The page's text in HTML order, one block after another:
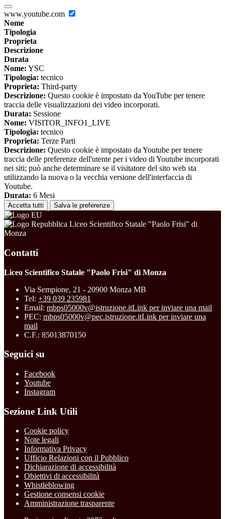
www.youtube.com
Nome
Tipologia
Proprieta
Descrizione
Durata
Nome: YSC
Tipologia: tecnico
Proprieta: Third-party
Descrizione: Questo cookie è impostato da YouTube per tenere
traccia delle visualizzazioni dei video incorporati.
Durata: Sessione
Nome: VISITOR_INFO1_LIVE
Tipologia: tecnico
Proprieta: Terze Parti
Descrizione: Questo cookie è impostato da Youtube per tenere
traccia delle preferenze dell'utente per i video di Youtube incorporati
nei siti; può anche determinare se il visitatore del sito web sta
utilizzando la nuova o la vecchia versione dell'interfaccia di
Youtube.
Durata: 6 Mesi
Accetta tutti Salva le preferenze
Liceo Scientifico Statale "Paolo Frisi" di
Monza
Contatti
Liceo Scientifico Statale "Paolo Frisi" di Monza
Via Sempione, 21 - 20900 Monza MB
Tel: +39 039 235981
Email: mbps05000v@istruzione.itLink per inviare una mail
PEC: mbps05000v@pec.istruzione.itLink per inviare una
mail
C.F.: 85013870150
Seguici su
Facebook
Youtube
Instagram
Sezione Link Utili
Cookie policy
Note legali
Informativa Privacy
Ufficio Relazioni con il Pubblico
Dichiarazione di accessibilità
Obiettivi di accessibilità
Whistleblowing
Gestione consensi cookie
Amministrazione trasparente